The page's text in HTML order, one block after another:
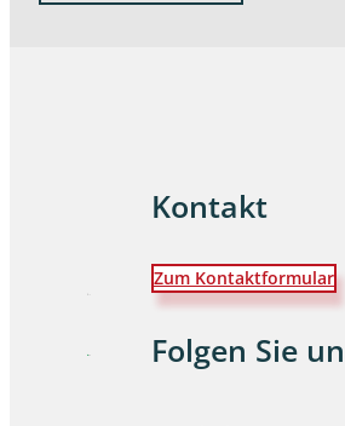
Kontakt
Zum Kontaktformular
Folgen Sie